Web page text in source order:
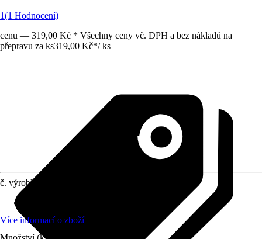
1(1 Hodnocení)
cenu — 319,00 Kč * Všechny ceny vč. DPH a bez nákladů na
přepravu za ks319,00 Kč*/ ks
č. výrobku
Více informací o zboží